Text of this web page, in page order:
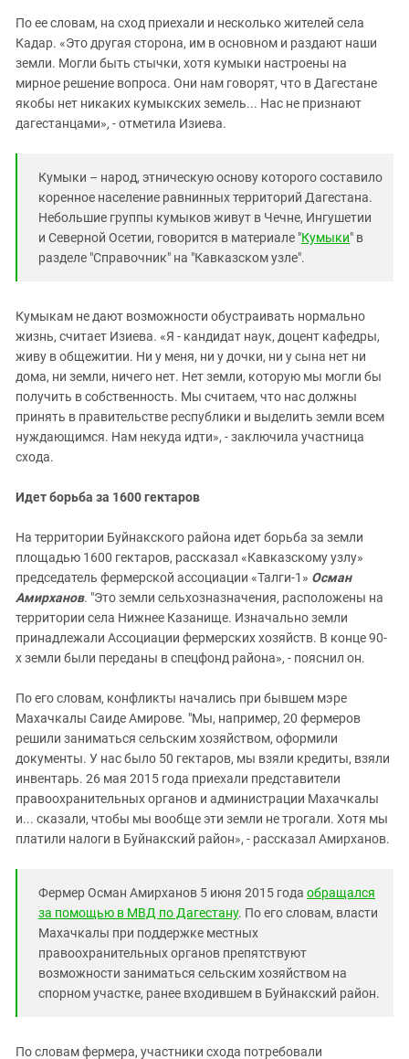
По ее словам, на сход приехали и несколько жителей села
Кадар. «Это другая сторона, им в основном и раздают наши
земли. Могли быть стычки, хотя кумыки настроены на
мирное решение вопроса. Они нам говорят, что в Дагестане
якобы нет никаких кумыкских земель... Нас не признают
дагестанцами», - отметила Изиева.
Кумыки – народ, этническую основу которого составило
коренное население равнинных территорий Дагестана.
Небольшие группы кумыков живут в Чечне, Ингушетии
и Северной Осетии, говорится в материале "Кумыки" в
разделе "Справочник" на "Кавказском узле".
Кумыкам не дают возможности обустраивать нормально
жизнь, считает Изиева. «Я - кандидат наук, доцент кафедры,
живу в общежитии. Ни у меня, ни у дочки, ни у сына нет ни
дома, ни земли, ничего нет. Нет земли, которую мы могли бы
получить в собственность. Мы считаем, что нас должны
принять в правительстве республики и выделить земли всем
нуждающимся. Нам некуда идти», - заключила участница
схода.
Идет борьба за 1600 гектаров
На территории Буйнакского района идет борьба за земли
площадью 1600 гектаров, рассказал «Кавказскому узлу»
председатель фермерской ассоциации «Талги-1» Осман
Амирханов. "Это земли сельхозназначения, расположены на
территории села Нижнее Казанище. Изначально земли
принадлежали Ассоциации фермерских хозяйств. В конце 90-
х земли были переданы в спецфонд района», - пояснил он.
По его словам, конфликты начались при бывшем мэре
Махачкалы Саиде Амирове. "Мы, например, 20 фермеров
решили заниматься сельским хозяйством, оформили
документы. У нас было 50 гектаров, мы взяли кредиты, взяли
инвентарь. 26 мая 2015 года приехали представители
правоохранительных органов и администрации Махачкалы
и... сказали, чтобы мы вообще эти земли не трогали. Хотя мы
платили налоги в Буйнакский район», - рассказал Амирханов.
Фермер Осман Амирханов 5 июня 2015 года обращался
за помощью в МВД по Дагестану. По его словам, власти
Махачкалы при поддержке местных
правоохранительных органов препятствуют
возможности заниматься сельским хозяйством на
спорном участке, ранее входившем в Буйнакский район.
По словам фермера, участники схода потребовали